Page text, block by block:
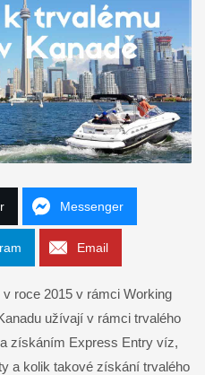
Messenger
Email
roce 2015 v rámci Working
užívají v rámci trvalého
získáním Express Entry víz,
a kolik takové získání trvalého